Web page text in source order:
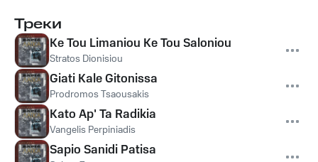
Треки
Ke Tou Limaniou Ke Tou Saloniou
Stratos Dionisiou
Giati Kale Gitonissa
Prodromos Tsaousakis
Kato Ap' Ta Radikia
Vangelis Perpiniadis
Sapio Sanidi Patisa